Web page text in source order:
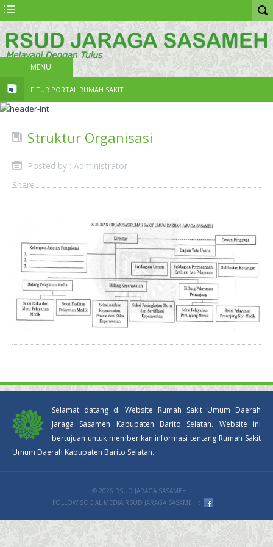
MENU
FITUR PORTAL RUMAH SAKIT
Struktur Organisasi
Posted by : Administrator
Share
Selamat datang di Website Rumah Sakit Umum Daerah
Jaraga Sasameh Kabupaten Barito Selatan. Website ini
bertujuan untuk memberikan informasi tentang Rumah Sakit
Umum Daerah Kabupaten Barito Selatan.
© 2026 RSUD JARAGA SASAMEH
FOLLOW SOCIAL MEDIA RSUD JARAGA SASAMEH :